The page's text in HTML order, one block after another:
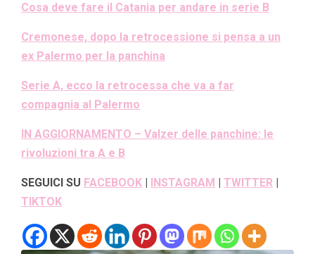
Cosa deve fare il Catania per andare in serie B
Cremonese, dopo la retrocessione si pensa a un
ex Palermo per la panchina
Serie A, ecco la retrocessa che va a far
compagnia al Palermo
IN AGGIORNAMENTO – Valzer delle panchine: le
rivoluzioni tra A e B
SEGUICI SU FACEBOOK INSTAGRAM TWITTER
TIKTOK